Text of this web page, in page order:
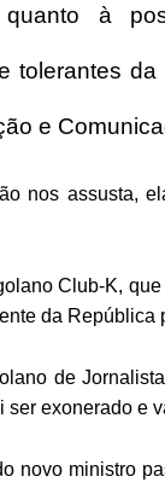
quanto à
tolerantes
e
nos assusta,
Club-K,
da República
de
exonerado e
novo ministro